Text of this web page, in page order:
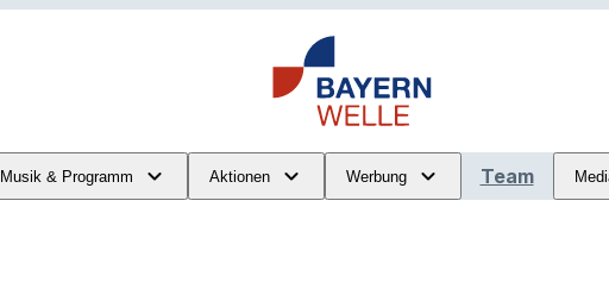
Musik & Programm Aktionen Werbung Team